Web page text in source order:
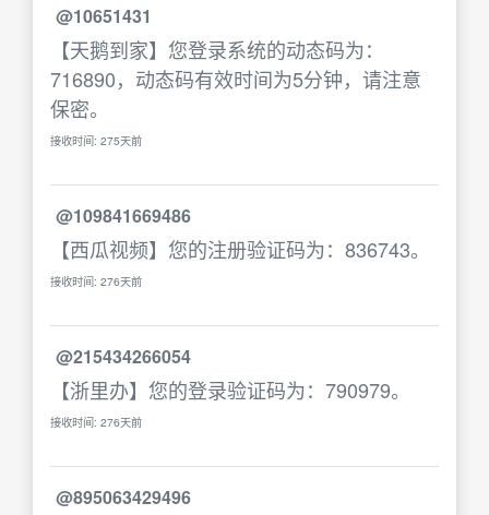
@10651431
【天鹅到家】您登录系统的动态码为：
716890，动态码有效时间为5分钟，请注意
保密。
接收时间: 275天前
@109841669486
【西瓜视频】您的注册验证码为：836743。
接收时间: 276天前
@215434266054
【浙里办】您的登录验证码为：790979。
接收时间: 276天前
@895063429496